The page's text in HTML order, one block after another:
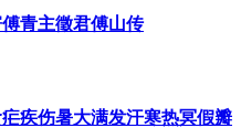
据等无所不通。他被认为是
为“清初六大师”。著有《傅
作，在当时有“医圣”之名。
青主徵君傅山传
疟疾伤暑大满发汗寒热冥假瓣